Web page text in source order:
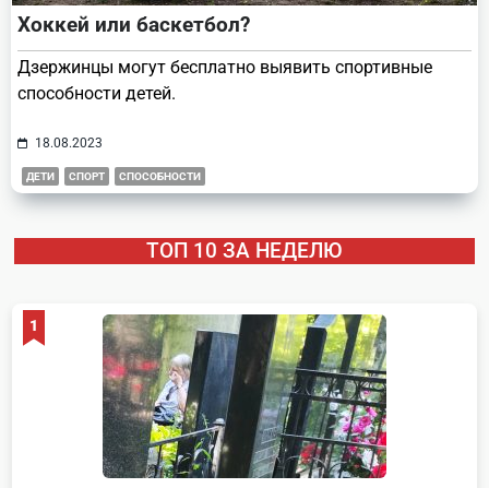
Хоккей или баскетбол?
Дзержинцы могут бесплатно выявить спортивные
способности детей.
18.08.2023
ДЕТИ СПОРТ СПОСОБНОСТИ
ТОП 10 ЗА НЕДЕЛЮ